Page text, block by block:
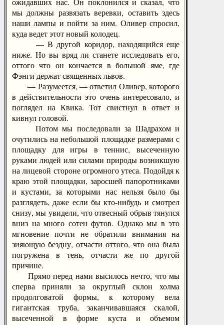
мы должны развязать веревки, оставить здесь
наши лампы и пойти за ним. Оливер спросил,
куда ведет этот новый колодец.
— В другой коридор, находящийся еще
ниже. Но вы вряд ли станете исследовать его,
оттого что он кончается в большой яме, где
Фэнги держат священных львов.
— Разумеется, — ответил Оливер, которого
в действительности это очень интересовало, и
поглядел на Квика. Тот свистнул в ответ и
кивнул головой.
Потом мы последовали за Шадрахом и
очутились на небольшой площадке размерами с
площадку для игры в теннис, высеченную
руками людей или силами природы возникшую
на лицевой стороне огромного утеса. Подойдя к
краю этой площадки, заросшей папоротниками
и кустами, за которыми нас нельзя было бы
разглядеть, даже если бы кто-нибудь и смотрел
снизу, мы увидели, что отвесный обрыв тянулся
вниз на много сотен футов. Однако мы в это
мгновение почти не обратили внимания на
зияющую бездну, отчасти оттого, что она была
погружена в тень, отчасти же по другой
причине.
Прямо перед нами высилось нечто, что мы
сперва приняли за округлый склон холма
продолговатой формы, к которому вела
гигантская труба, заканчивавшаяся скалой,
высеченной в форме куста и объемом